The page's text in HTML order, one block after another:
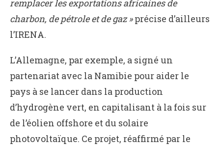
remplacer les exportations africaines de
charbon, de pétrole et de gaz »précise d’ailleurs
l’IRENA.
L’Allemagne, par exemple, a signé un
partenariat avec la Namibie pour aider le
pays à se lancer dans la production
d’hydrogène vert, en capitalisant à la fois sur
de l’éolien offshore et du solaire
photovoltaïque. Ce projet, réaffirmé par le